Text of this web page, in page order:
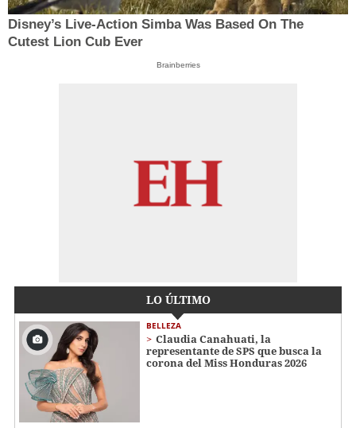
Disney’s Live-Action Simba Was Based On The
Cutest Lion Cub Ever
Brainberries
LO ÚLTIMO
BELLEZA
Claudia Canahuati, la
representante de SPS que busca la
corona del Miss Honduras 2026